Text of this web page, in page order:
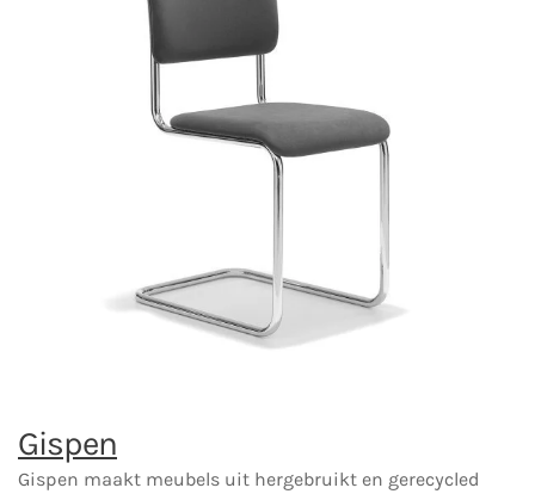
Gispen
Gispen maakt meubels uit hergebruikt en gerecycled